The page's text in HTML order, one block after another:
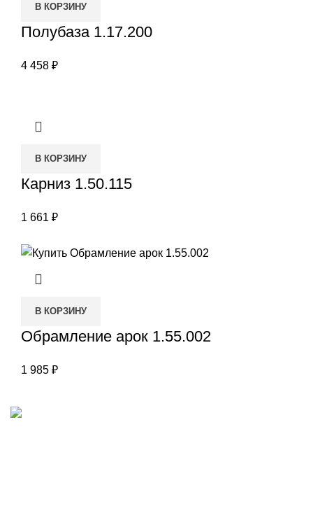
В КОРЗИНУ
Полубаза 1.17.200
4 458 ₽
В КОРЗИНУ
Карниз 1.50.115
1 661 ₽
В КОРЗИНУ
Обрамление арок 1.55.002
1 985 ₽